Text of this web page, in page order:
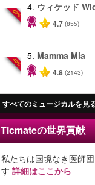
-50%
4. ウィケッド
4.7 (855)
-40%
5. Mamma Mia
4.8 (2143)
すべてのミュージカルを見
Ticmateの世界貢献
私たちは国境なき医師
す 詳細はここから